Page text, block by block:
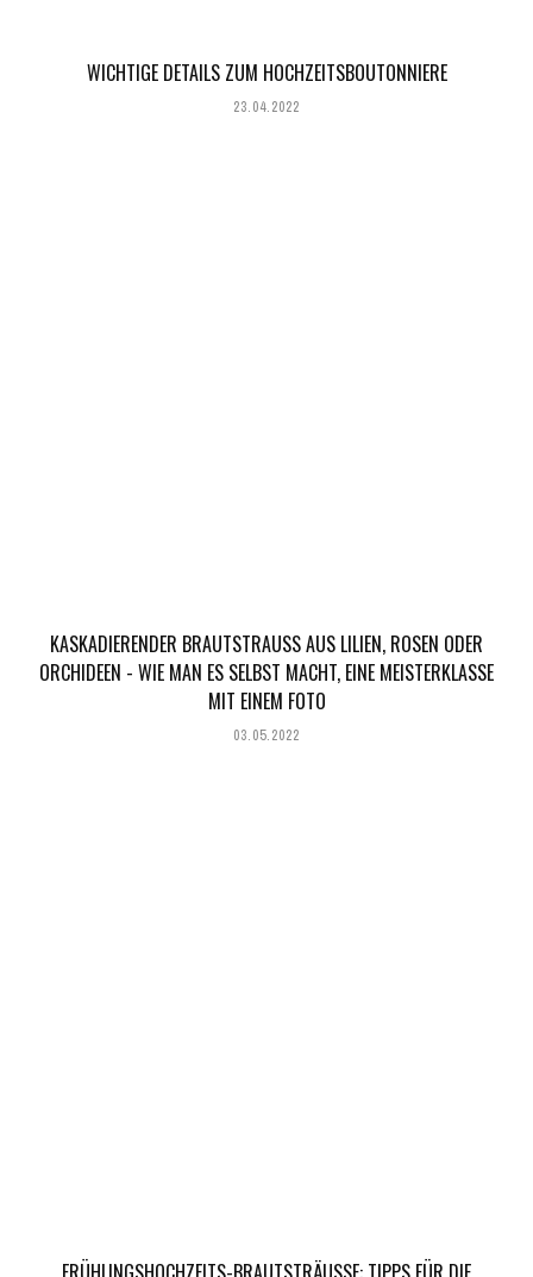
WICHTIGE DETAILS ZUM HOCHZEITSBOUTONNIERE
23.04.2022
KASKADIERENDER BRAUTSTRAUSS AUS LILIEN, ROSEN ODER O
RCHIDEEN - WIE MAN ES SELBST MACHT, EINE MEISTERKLASSE M
IT EINEM FOTO
03.05.2022